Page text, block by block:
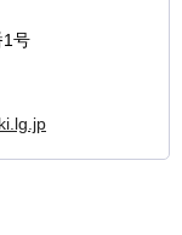
号